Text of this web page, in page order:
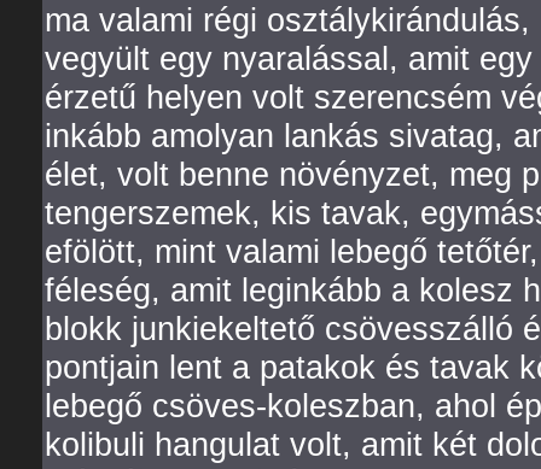
ma valami régi
vegyült egy nyaralással, amit
érzetű helyen volt szerencsém
inkább amolyan lankás sivatag,
élet, volt benne növényzet, meg
tengerszemek, kis tavak,
efölött, mint valami lebegő
féleség, amit leginkább a kolesz
blokk junkiekeltető csövesszálló
pontjain lent a patakok és tavak
lebegő csöves-koleszban, ahol
kolibuli hangulat volt, amit két